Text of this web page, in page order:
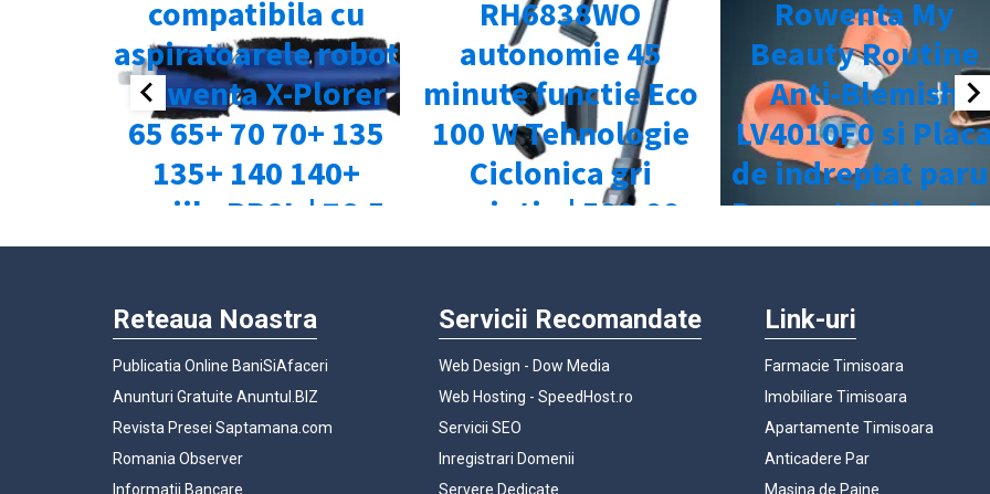
Reteaua Noastra
Publicatia Online BaniSiAfaceri
Anunturi Gratuite Anuntul.BIZ
Revista Presei Saptamana.com
Romania Observer
Informatii Bancare
Servicii Recomandate
Web Design - Dow Media
Web Hosting - SpeedHost.ro
Servicii SEO
Inregistrari Domenii
Servere Dedicate
Link-uri
Farmacie Timisoara
Imobiliare Timisoara
Apartamente Timisoara
Anticadere Par
Masina de Paine